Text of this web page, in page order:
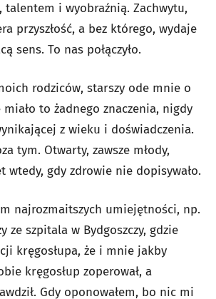
i wyobraźnią. Zachwytu,
przyszłość, a bez którego, wydaje
sens. To nas połączyło.
rodziców, starszy ode mnie o
to żadnego znaczenia, nigdy
z wieku i doświadczenia.
tym. Otwarty, zawsze młody,
wtedy, gdy zdrowie nie dopisywało.
najrozmaitszych umiejętności, np.
ze szpitala w Bydgoszczy, gdzie
kręgosłupa, że i mnie jakby
kręgosłup zoperował, a
Gdy oponowałem, bo nic mi